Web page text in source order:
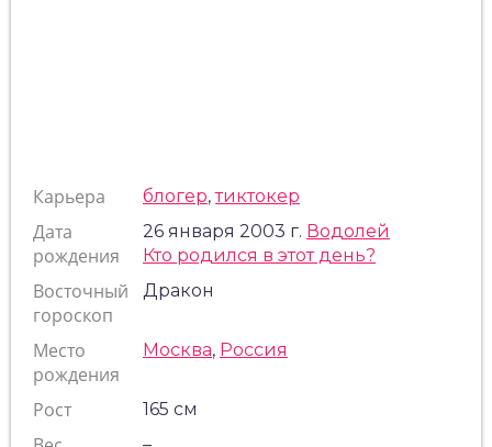
Карьера блогер,тиктокер
Дата
рождения
26 января 2003 г. Водолей
Кто родился в этот день?
Восточный
гороскоп
Дракон
Место
рождения
Москва, Россия
Рост 165 см